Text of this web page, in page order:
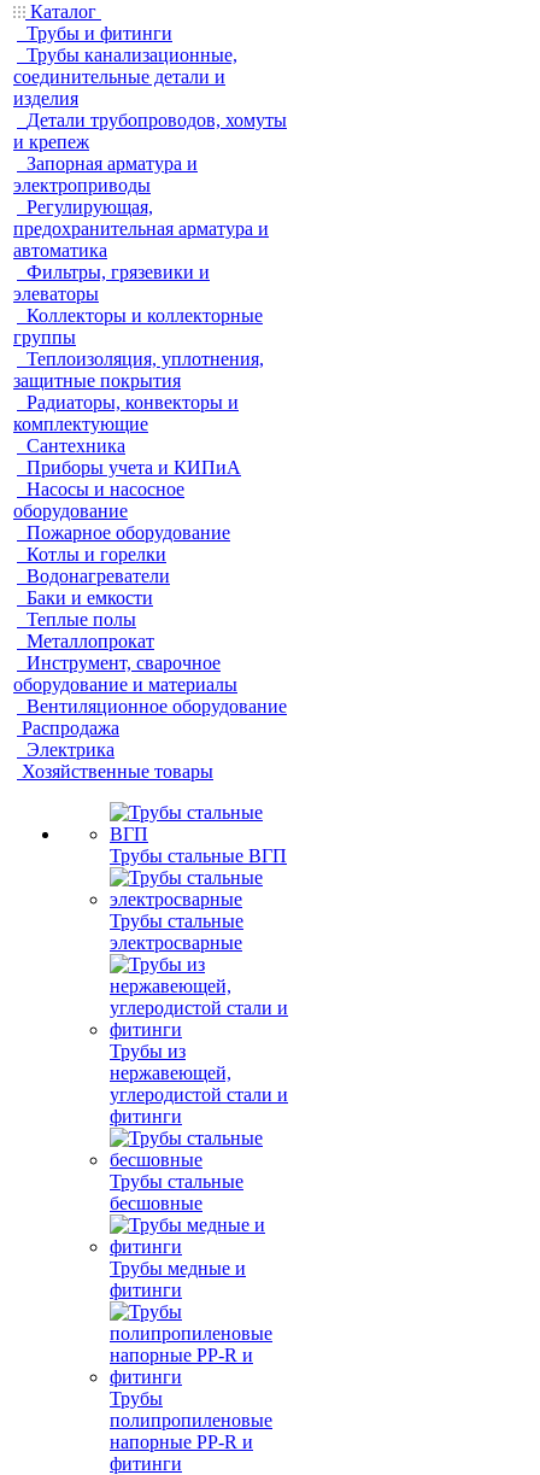
Каталог
Трубы и фитинги
Трубы канализационные,
соединительные детали и
изделия
Детали трубопроводов, хомуты
и крепеж
Запорная арматура и
электроприводы
Регулирующая,
предохранительная арматура и
автоматика
Фильтры, грязевики и
элеваторы
Коллекторы и коллекторные
группы
Теплоизоляция, уплотнения,
защитные покрытия
Радиаторы, конвекторы и
комплектующие
Сантехника
Приборы учета и КИПиА
Насосы и насосное
оборудование
Пожарное оборудование
Котлы и горелки
Водонагреватели
Баки и емкости
Теплые полы
Металлопрокат
Инструмент, сварочное
оборудование и материалы
Вентиляционное оборудование
Распродажа
Электрика
Хозяйственные товары
Трубы стальные ВГП
Трубы стальные
электросварные
Трубы из
нержавеющей,
углеродистой стали и
фитинги
Трубы стальные
бесшовные
Трубы медные и
фитинги
Трубы
полипропиленовые
напорные PP-R и
фитинги